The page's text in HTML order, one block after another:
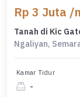
Rp 3 Juta /
Tanah di Kic
Ngaliyan,
Kamar Tidur
-